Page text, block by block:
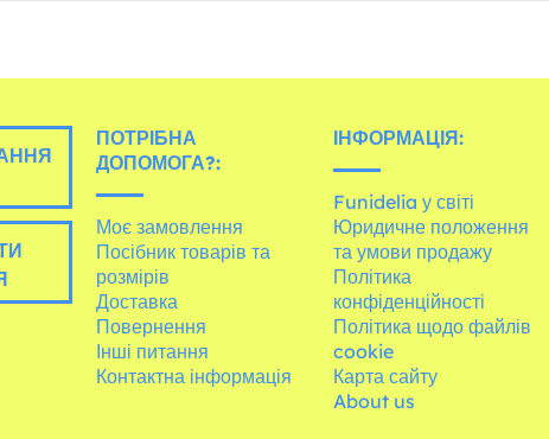
ПОТРІБНА
ДОПОМОГА?:
Моє замовлення
Посібник товарів та
розмірів
Доставка
Повернення
Інші питання
Контактна інформація
ІНФОРМАЦІЯ:
Funidelia у світі
Юридичне положення
та умови продажу
Політика
конфіденційності
Політика щодо файлів
cookie
Карта сайту
About us